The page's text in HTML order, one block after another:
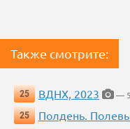
Также смотрите:
25 ВДНХ, 2023
— 5
25
Полдень.